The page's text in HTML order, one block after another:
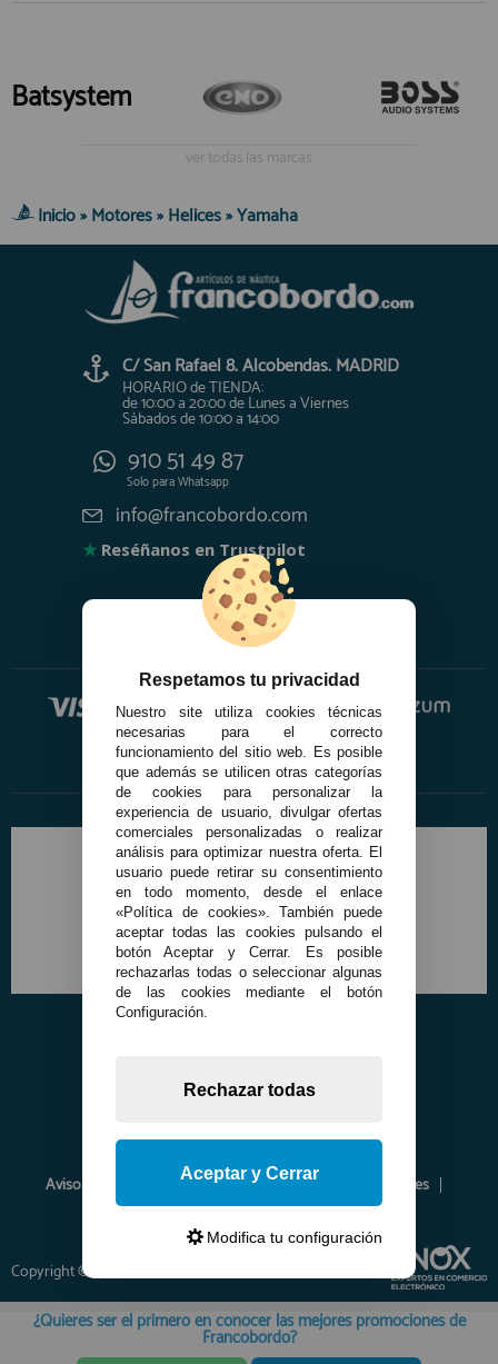
Batsystem
ver todas las marcas
Inicio»Motores»Helices»Yamaha
C/ San Rafael 8. Alcobendas. MADRID
HORARIO de TIENDA:
de 10:00 a 20:00 de Lunes a Viernes
Sábados de 10:00 a 14:00
910 51 49 87
Solo paraWhatsapp
info@francobordo.com
★ Reséñanos en Trustpilot
Aviso Legal Política de Privacidad
Política de Cookies
Envíos y Devoluciones
Opiniones
Copyright © 2026 www.francobordo.com
Respetamos tu privacidad
Nuestro site utiliza cookies técnicas
necesarias para el correcto
funcionamiento del sitio web. Es posible
que además se utilicen otras categorías
de cookies para personalizar la
experiencia de usuario, divulgar ofertas
comerciales personalizadas o realizar
análisis para optimizar nuestra oferta. El
usuario puede retirar su consentimiento
en todo momento, desde el enlace
«Política de cookies». También puede
aceptar todas las cookies pulsando el
botón Aceptar y Cerrar. Es posible
rechazarlas todas o seleccionar algunas
de las cookies mediante el botón
Configuración.
Rechazar todas
Aceptar y Cerrar
Modifica tu configuración
¿Quieres ser el primero en conocer las mejores promociones de
Francobordo?